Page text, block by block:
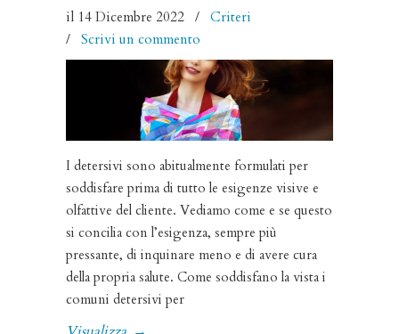
il 14 Dicembre 2022 / Criteri
/ Scrivi un commento
I detersivi sono abitualmente formulati per
soddisfare prima di tutto le esigenze visive e
olfattive del cliente. Vediamo come e se questo
si concilia con l’esigenza, sempre più
pressante, di inquinare meno e di avere cura
della propria salute. Come soddisfano la vista i
comuni detersivi per